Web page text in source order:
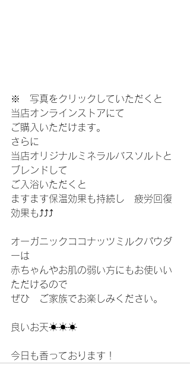
※　写真をクリックしていただくと
当店オンラインストアにて
ご購入いただけます。
さらに
当店オリジナルミネラルバスソルトと
ブレンドして
ご入浴いただくと
ますます保温効果も持続し　疲労回復
効果も⤴⤴⤴
オーガニックココナッツミルクパウダ
ーは
赤ちゃんやお肌の弱い方にもお使いい
ただけるので
ぜひ　ご家族でお楽しみください。
良いお天☀☀☀